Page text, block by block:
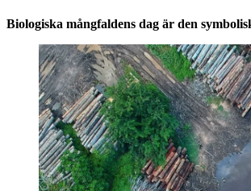
Biologiska mångfaldens dag är den